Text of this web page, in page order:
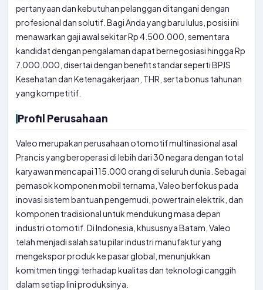
pertanyaan dan kebutuhan pelanggan ditangani dengan
profesional dan solutif. Bagi Anda yang baru lulus, posisi ini
menawarkan gaji awal sekitar Rp 4.500.000, sementara
kandidat dengan pengalaman dapat bernegosiasi hingga Rp
7.000.000, disertai dengan benefit standar seperti BPJS
Kesehatan dan Ketenagakerjaan, THR, serta bonus tahunan
yang kompetitif.
Profil Perusahaan
Valeo merupakan perusahaan otomotif multinasional asal
Prancis yang beroperasi di lebih dari 30 negara dengan total
karyawan mencapai 115.000 orang di seluruh dunia. Sebagai
pemasok komponen mobil ternama, Valeo berfokus pada
inovasi sistem bantuan pengemudi, powertrain elektrik, dan
komponen tradisional untuk mendukung masa depan
industri otomotif. Di Indonesia, khususnya Batam, Valeo
telah menjadi salah satu pilar industri manufaktur yang
mengekspor produk ke pasar global, menunjukkan
komitmen tinggi terhadap kualitas dan teknologi canggih
dalam setiap lini produksinya.